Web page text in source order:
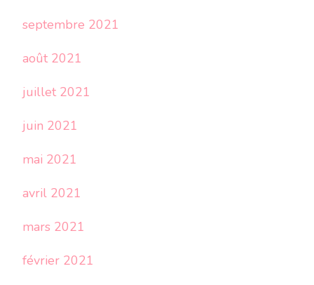
septembre 2021
août 2021
juillet 2021
juin 2021
mai 2021
avril 2021
mars 2021
février 2021